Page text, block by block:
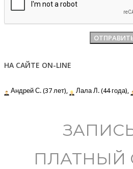
НА САЙТЕ ON-LINE
Андрей С. (37 лет), Лала Л. (44 года),
ПЛАТНЫЙ